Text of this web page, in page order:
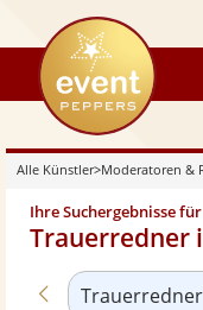
eventpeppers
Alle Künstler>Moderatoren &
Ihre Suchergebnisse für
Trauerredner
Zurück zu
Trauerredner